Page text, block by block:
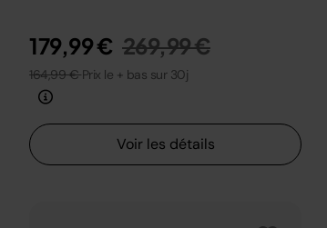
179,99 € Prix réduit de
269,99 €au
164,99 €Prix le + bas sur 30j
Voir les détails